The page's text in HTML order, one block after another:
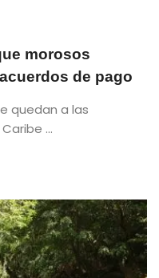
morosos
de pago
quedan a las
...